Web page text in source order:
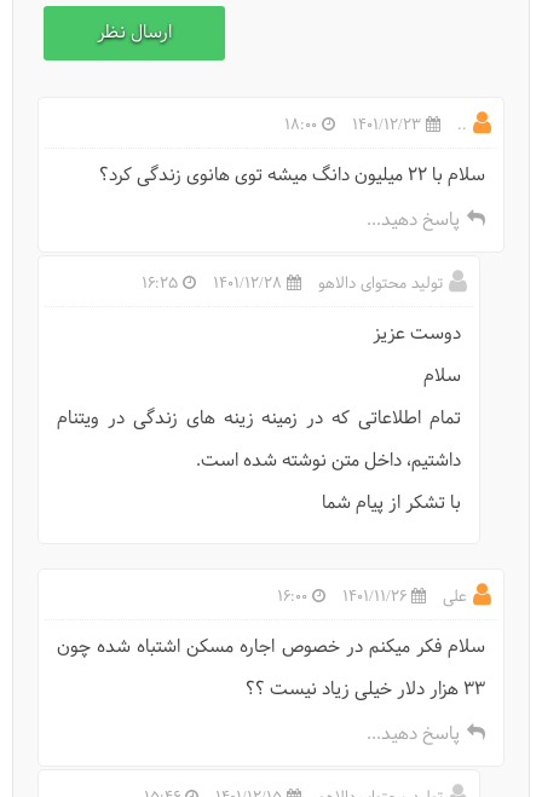
قبل از سفر به ویتنام "لالایی" بخوانید!
..
1401/12/23
18:00
سلام با ۲۲ میلیون دانگ میشه توی هانوی زندگی کرد؟
پاسخ دهید...
تولید محتوای دالاهو 1401/12/28
16:25
دوست عزیز
سلام
تمام اطلاعاتی که در زمینه زینه های زندگی در ویتنام
داشتیم، داخل متن نوشته شده است.
با تشکر از پیام شما
علی 1401/11/26
16:00
سلام فکر میکنم در خصوص اجاره مسکن اشتباه شده چون
۳۳ هزار دلار خیلی زیاد‌ نیست ؟؟
پاسخ دهید...